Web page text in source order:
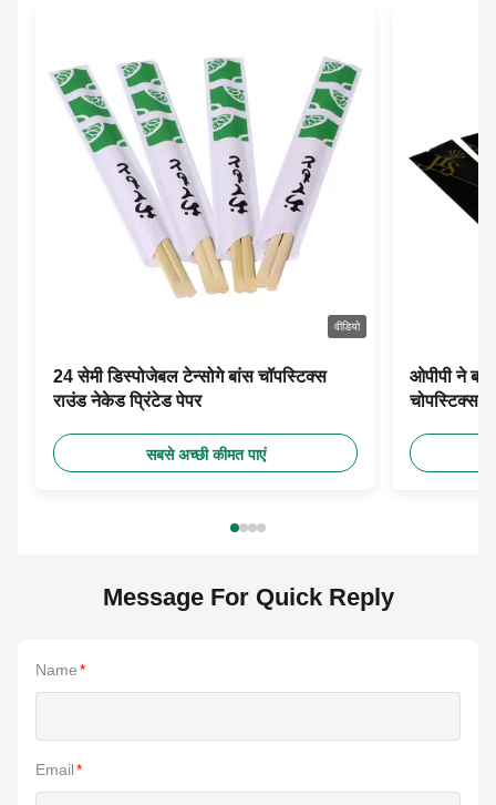
वीडियो
24 सेमी डिस्पोजेबल टेन्सोगे बांस चॉपस्टिक्स
राउंड नेकेड प्रिंटेड पेपर
सबसे अच्छी कीमत पाएं
ओपीपी ने
चोपस्टिक्स
Message For Quick Reply
Name*
Email*